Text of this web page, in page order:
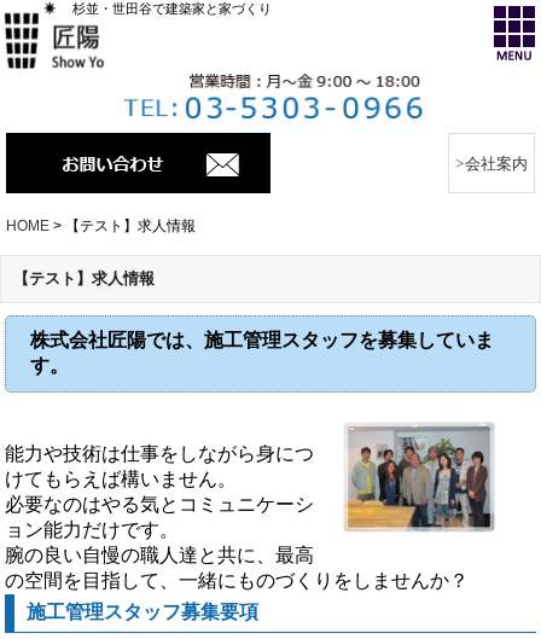
杉並・世田谷で建築家と家づくり
会社案内
HOME > 【テスト】求人情報
【テスト】求人情報
株式会社匠陽では、施工管理スタッフを募集していま
す。
能力や技術は仕事をしながら身につ
けてもらえば構いません。
必要なのはやる気とコミュニケーシ
ョン能力だけです。
腕の良い自慢の職人達と共に、最高
の空間を目指して、一緒にものづくりをしませんか？
施工管理スタッフ募集要項